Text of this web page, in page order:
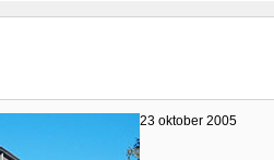
23 oktober 2005